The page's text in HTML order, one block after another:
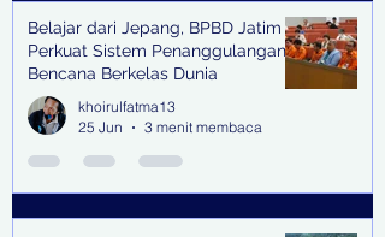
Belajar dari Jepang, BPBD Jatim
Perkuat Sistem Penanggulangan
Bencana Berkelas Dunia
khoirulfatma13
25 Jun
3 menit membaca